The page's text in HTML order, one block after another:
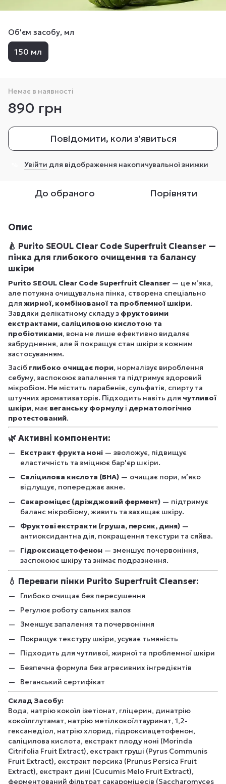
Об'єм засобу, мл
150 мл
Немає в наявності
890 грн
Повідомити, коли з'явиться
Увійти для відображення накопичувальної знижки
До обраного Порівняти
Опис
🍐 Purito SEOUL Clear Code Superfruit Cleanser —
пінка для глибокого очищення та балансу
шкіри
Purito SEOUL Clear Code Superfruit Cleanser — це м’яка,
але потужна очищувальна пінка, створена спеціально
для жирної, комбінованої та проблемної шкіри.
Завдяки делікатному складу з фруктовими
екстрактами, саліциловою кислотою та
пробіотиками, вона не лише ефективно видаляє
забруднення, але й покращує стан шкіри з кожним
застосуванням.
Засіб глибоко очищає пори, нормалізує вироблення
себуму, заспокоює запалення та підтримує здоровий
мікробіом. Не містить парабенів, сульфатів, спирту та
штучних ароматизаторів. Підходить навіть для чутливої
шкіри, має веганську формулу і дерматологічно
протестований.
🌿Активні компоненти:
Екстракт фрукта ноні — зволожує, підвищує
еластичність та зміцнює бар'єр шкіри.
Саліцилова кислота (BHA) — очищає пори, м’яко
відлущує, попереджає акне.
Сакароміцес (дріжджовий фермент) — підтримує
баланс мікробіому, живить та захищає шкіру.
Фруктові екстракти (груша, персик, диня) —
антиоксидантна дія, покращення текстури та сяйва.
Гідроксиацетофенон — зменшує почервоніння,
заспокоює шкіру та знімає подразнення.
💧 Переваги пінки Purito Superfruit Cleanser:
Глибоко очищає без пересушення
Регулює роботу сальних залоз
Зменшує запалення та почервоніння
Покращує текстуру шкіри, усуває тьмяність
Підходить для чутливої, жирної та проблемної шкіри
Безпечна формула без агресивних інгредієнтів
Веганський сертифікат
Склад Засобу:
Вода, натрію кокоїл ізетіонат, гліцерин, динатрію
кокоїлглутамат, натрію метілкокоїлтауринат, 1,2-
гексанедіол, натрію хлорид, гідроксиацетофенон,
саліцилова кислота, екстракт плоду ноні (Morinda
Citrifolia Fruit Extract), екстракт груші (Pyrus Communis
Fruit Extract), екстракт персика (Prunus Persica Fruit
Extract), екстракт дині (Cucumis Melo Fruit Extract),
ферментований фільтрат сакароміцесів (Saccharomyces